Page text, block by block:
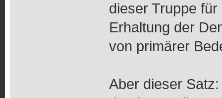
dieser Truppe
Erhaltung der
von primärer
Aber dieser